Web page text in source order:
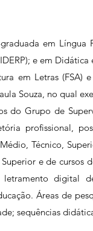
em
e em
em Letras
Souza, no qual
do Grupo de
profissional,
Técnico,
e de cursos
digital
Áreas de
sequências